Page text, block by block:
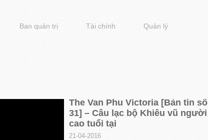
Ban quản trị Tài chính Quản lý
The Van Phu Victoria [Bản tin số
31] – Câu lạc bộ Khiêu vũ người
cao tuổi tại
21-04-2016